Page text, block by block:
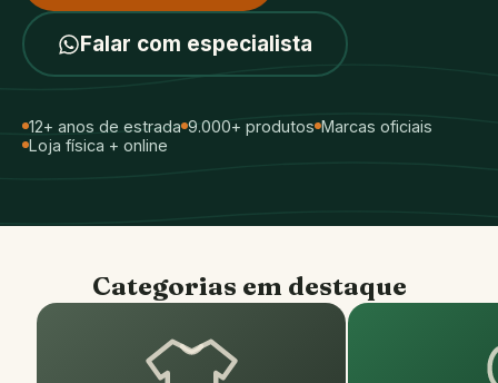
Falar com especialista
12+ anos de estrada 9.000+ produtos Marcas oficiais
Loja física + online
Categorias em destaque